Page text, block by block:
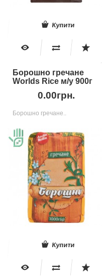
Купити
Борошно гречане
Worlds Rice м/у 900г
0.00грн.
Борошно гречане..
Купити